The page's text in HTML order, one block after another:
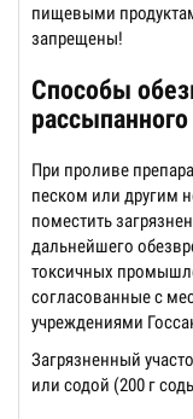
пищевыми
запрещены!
Способы
При проливе
песком или другим
поместить
дальнейшего
токсичных
согласованные с
учреждениями
Загрязненный
или содой (200 г